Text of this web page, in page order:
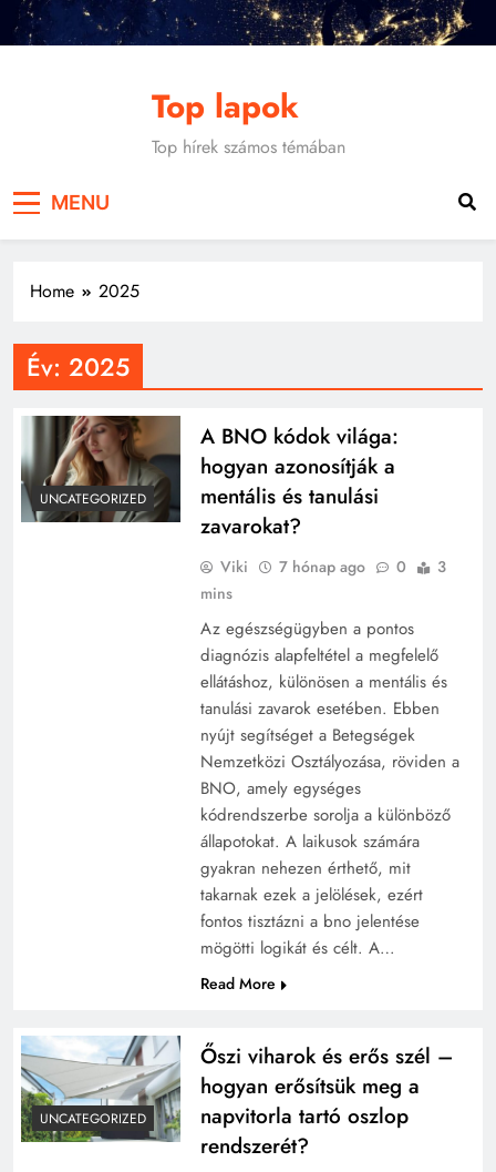
Skip
Top lapok
Top hírek számos témában
MENU
Home 2025
Év: 2025
UNCATEGORIZED
A BNO kódok világa:
hogyan azonosítják a
mentális és tanulási
zavarokat?
Viki 7 hónap ago 0
3
mins
Az egészségügyben a pontos
diagnózis alapfeltétel a megfelelő
ellátáshoz, különösen a mentális és
tanulási zavarok esetében. Ebben
nyújt segítséget a Betegségek
Nemzetközi Osztályozása, röviden a
BNO, amely egységes
kódrendszerbe sorolja a különböző
állapotokat. A laikusok számára
gyakran nehezen érthető, mit
takarnak ezek a jelölések, ezért
fontos tisztázni a bno jelentése
mögötti logikát és célt. A…
Read More
UNCATEGORIZED
Őszi viharok és erős szél –
hogyan erősítsük meg a
napvitorla tartó oszlop
rendszerét?